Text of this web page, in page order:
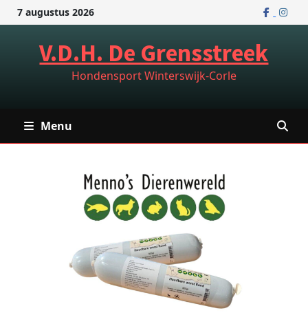
naar
7 augustus 2026
V.D.H. De Grensstreek
Hondensport Winterswijk-Corle
Menu